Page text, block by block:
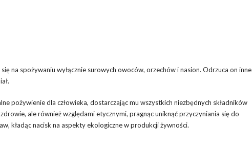
na spożywaniu wyłącznie surowych owoców, orzechów i nasion. Odrzuca on inne
pożywienie dla człowieka, dostarczając mu wszystkich niezbędnych składników
ale również względami etycznymi, pragnąc uniknąć przyczyniania się do
kładąc nacisk na aspekty ekologiczne w produkcji żywności.